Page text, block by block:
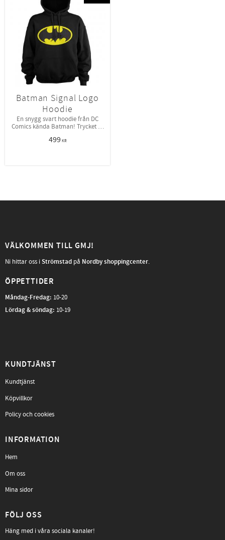
Batman Signal Logo
Hoodie
En snygg svart hoodie från DC
Comics kända Batman! Trycket är
499KR
VÄLKOMMEN TILL GMJ!
Ni hittar oss iStrömstad på Nordby shoppingcenter.
ÖPPETTIDER
Måndag-Fredag: 10-20
Lördag & söndag: 10-19
KUNDTJÄNST
Kundtjänst
Köpvillkor
Policy och cookies
INFORMATION
Hem
Om oss
Mina sidor
FÖLJ OSS
Häng med i våra sociala kanaler!